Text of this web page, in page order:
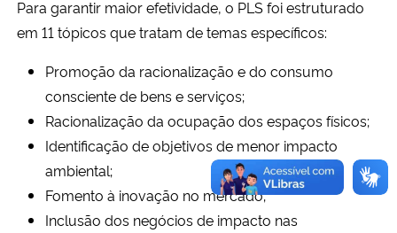
Para garantir maior efetividade, o PLS foi estruturado
em 11 tópicos que tratam de temas específicos:
Promoção da racionalização e do consumo
consciente de bens e serviços;
Racionalização da ocupação dos espaços físicos;
Identificação de objetivos de menor impacto
ambiental;
Fomento à inovação no mercado;
Inclusão dos negócios de impacto nas